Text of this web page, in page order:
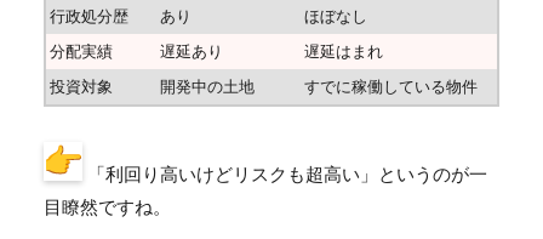
行政処分歴
あり
ほぼなし
分配実績
遅延あり
遅延はまれ
投資対象
開発中の土地 すでに稼働している物件
「利回り高いけどリスクも超高い」というのが一
目瞭然ですね。